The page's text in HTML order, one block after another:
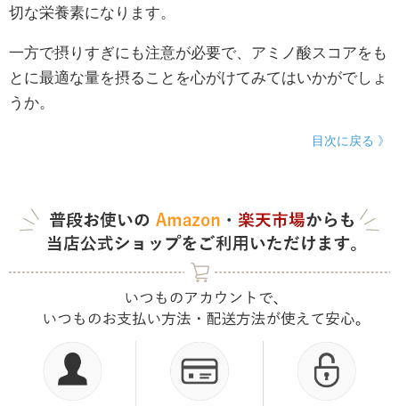
切な栄養素になります。
一方で摂りすぎにも注意が必要で、アミノ酸スコアをも
とに最適な量を摂ることを心がけてみてはいかがでしょ
うか。
目次に戻る 》